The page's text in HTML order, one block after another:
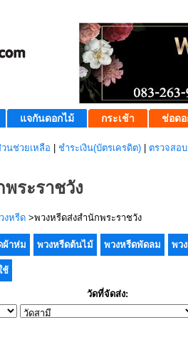
แจกันดอกไม้ กระเช้า ช่อดอ
วนช่วยเหลือ ชำระเงิน(บัตรเครดิต) ตรวจสอ
ระราชวัง
งหรีด >พวงหรีดส่งสำนักพระราชวัง
ผ้าห่ม พวงหรีดต้นไม้ พวงหรีดพัดลม พว
ช้
วัดที่จัดส่ง: